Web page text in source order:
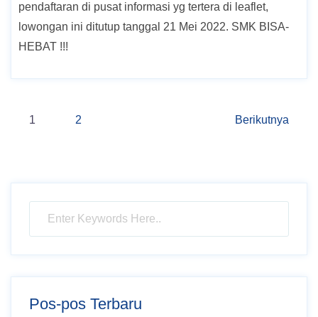
pendaftaran di pusat informasi yg tertera di leaflet,
lowongan ini ditutup tanggal 21 Mei 2022. SMK BISA-
HEBAT !!!
Navigasi
1 2 Berikutnya
Pos-pos Terbaru